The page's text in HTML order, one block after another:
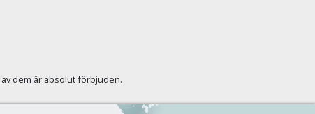
dem är absolut förbjuden.